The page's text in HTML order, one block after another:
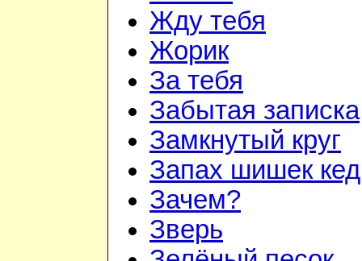
Жду тебя
Жорик
За тебя
Забытая записка
Замкнутый круг
Запах шишек
Зачем?
Зверь